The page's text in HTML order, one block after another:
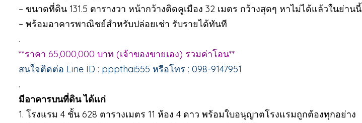
– ขนาดที่ดิน 131.5 ตารางวา หน้ากว้างติดคูเมือง 32 เมตร กว้างสุดๆ หาไม่ได้แล้วในย่านนี้
– พร้อมอาคารพาณิชย์สำหรับปล่อยเช่า รับรายได้ทันที
.
**ราคา 65,000,000 บาท (เจ้าของขายเอง) รวมค่าโอน**
สนใจติดต่อ Line ID : pppthai555 หรือโทร : 098-9147951
.
มีอาคารบนที่ดิน ได้แก่
1. โรงแรม 4 ชั้น 628 ตารางเมตร 11 ห้อง 4 ดาว พร้อมใบอนุญาตโรงแรมถูกต้องทุกอย่าง